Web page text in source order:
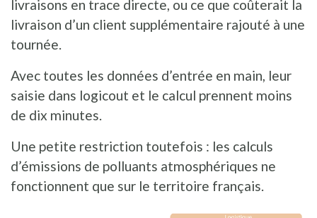
livraisons en trace directe, ou ce que coûterait la
livraison d’un client supplémentaire rajouté à une
tournée.
Avec toutes les données d’entrée en main, leur
saisie dans logicout et le calcul prennent moins
de dix minutes.
Une petite restriction toutefois : les calculs
d’émissions de polluants atmosphériques ne
fonctionnent que sur le territoire français.